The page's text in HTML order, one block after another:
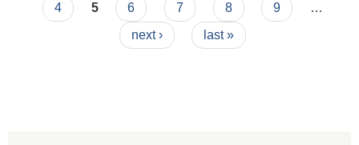
4
5 6 7 8 9
…
next ›
last »